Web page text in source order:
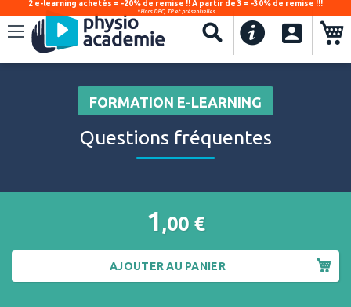
Recherche
2 e-learning achetés = -20% de remise !! À partir de 3 = -30% de remise !!!
*Hors DPC, TP et présentielles
.
FORMATION E-LEARNING
Questions fréquentes
1 ,00 €
AJOUTER AU PANIER